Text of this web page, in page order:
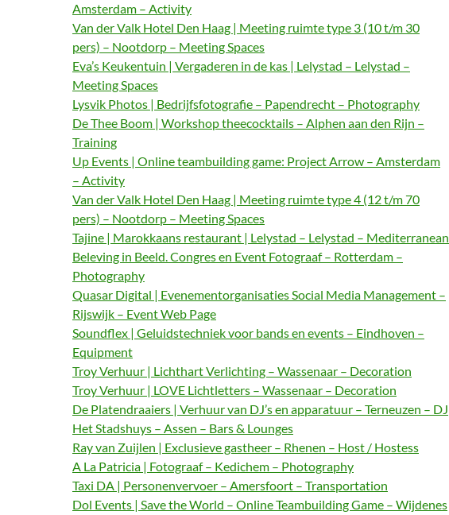
Amsterdam – Activity
Van der Valk Hotel Den Haag | Meeting ruimte type 3 (10 t/m 30
pers) – Nootdorp – Meeting Spaces
Eva’s Keukentuin | Vergaderen in de kas | Lelystad – Lelystad –
Meeting Spaces
Lysvik Photos | Bedrijfsfotografie – Papendrecht – Photography
De Thee Boom | Workshop theecocktails – Alphen aan den Rijn –
Training
Up Events | Online teambuilding game: Project Arrow – Amsterdam
– Activity
Van der Valk Hotel Den Haag | Meeting ruimte type 4 (12 t/m 70
pers) – Nootdorp – Meeting Spaces
Tajine | Marokkaans restaurant | Lelystad – Lelystad – Mediterranean
Beleving in Beeld. Congres en Event Fotograaf – Rotterdam –
Photography
Quasar Digital | Evenementorganisaties Social Media Management –
Rijswijk – Event Web Page
Soundflex | Geluidstechniek voor bands en events – Eindhoven –
Equipment
Troy Verhuur | Lichthart Verlichting – Wassenaar – Decoration
Troy Verhuur | LOVE Lichtletters – Wassenaar – Decoration
De Platendraaiers | Verhuur van DJ’s en apparatuur – Terneuzen – DJ
Het Stadshuys – Assen – Bars & Lounges
Ray van Zuijlen | Exclusieve gastheer – Rhenen – Host / Hostess
A La Patricia | Fotograaf – Kedichem – Photography
Taxi DA | Personenvervoer – Amersfoort – Transportation
Dol Events | Save the World – Online Teambuilding Game – Wijdenes